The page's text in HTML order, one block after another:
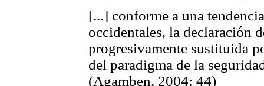
[...] conforme a una
occidentales, la declaración
progresivamente sustituida
del paradigma de la
(Agamben, 2004: 44)